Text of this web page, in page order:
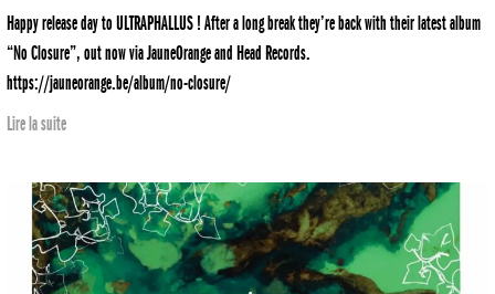
Happy release day to ULTRAPHALLUS ! After a long break they’re back with their latest album
“No Closure”, out now via JauneOrange and Head Records.
https://jauneorange.be/album/no-closure/
Lire la suite